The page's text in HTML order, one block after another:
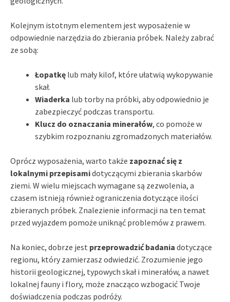
Kolejnym istotnym elementem jest wyposażenie w
odpowiednie narzędzia do zbierania próbek. Należy zabrać
ze sobą:
Łopatkę lub mały kilof, które ułatwią wykopywanie
skał.
Wiaderka lub torby na próbki, aby odpowiednio je
zabezpieczyć podczas transportu.
Klucz do oznaczania minerałów, co pomoże w
szybkim rozpoznaniu zgromadzonych materiałów.
Oprócz wyposażenia, warto także zapoznać się z
lokalnymi przepisamidotyczącymi zbierania skarbów
ziemi. W wielu miejscach wymagane są zezwolenia, a
czasem istnieją również ograniczenia dotyczące ilości
zbieranych próbek. Znalezienie informacji na ten temat
przed wyjazdem pomoże uniknąć problemów z prawem.
Na koniec, dobrze jest przeprowadzić badania dotyczące
regionu, który zamierzasz odwiedzić. Zrozumienie jego
historii geologicznej, typowych skał i minerałów, a nawet
lokalnej fauny i flory, może znacząco wzbogacić Twoje
doświadczenia podczas podróży.